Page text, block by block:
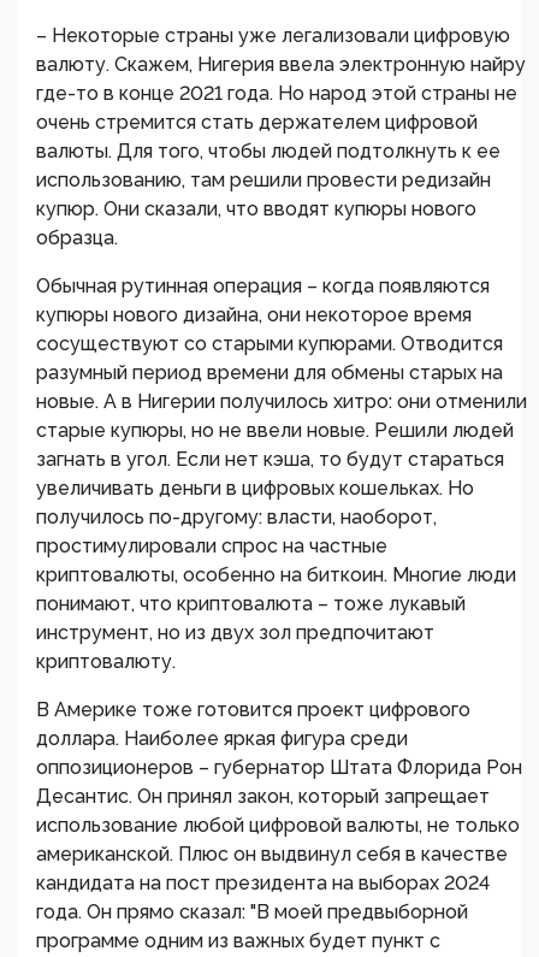
– Некоторые страны уже легализовали цифровую
валюту. Скажем, Нигерия ввела электронную найру
где-то в конце 2021 года. Но народ этой страны не
очень стремится стать держателем цифровой
валюты. Для того, чтобы людей подтолкнуть к ее
использованию, там решили провести редизайн
купюр. Они сказали, что вводят купюры нового
образца.
Обычная рутинная операция – когда появляются
купюры нового дизайна, они некоторое время
сосуществуют со старыми купюрами. Отводится
разумный период времени для обмены старых на
новые. А в Нигерии получилось хитро: они отменили
старые купюры, но не ввели новые. Решили людей
загнать в угол. Если нет кэша, то будут стараться
увеличивать деньги в цифровых кошельках. Но
получилось по-другому: власти, наоборот,
простимулировали спрос на частные
криптовалюты, особенно на биткоин. Многие люди
понимают, что криптовалюта – тоже лукавый
инструмент, но из двух зол предпочитают
криптовалюту.
В Америке тоже готовится проект цифрового
доллара. Наиболее яркая фигура среди
оппозиционеров – губернатор Штата Флорида Рон
Десантис. Он принял закон, который запрещает
использование любой цифровой валюты, не только
американской. Плюс он выдвинул себя в качестве
кандидата на пост президента на выборах 2024
года. Он прямо сказал: "В моей предвыборной
программе одним из важных будет пункт с